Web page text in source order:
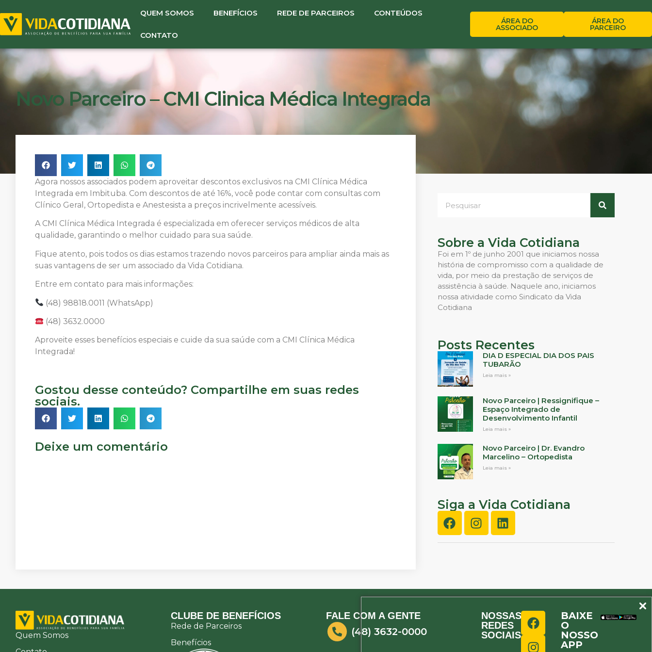
QUEM SOMOS BENEFÍCIOS REDE DE PARCEIROS CONTEÚDOS
CONTATO
ÁREA DO
ASSOCIADO
ÁREA DO
PARCEIRO
Novo Parceiro – CMI Clinica Médica Integrada
Agora nossos associados podem aproveitar descontos exclusivos na CMI Clínica Médica
Integrada em Imbituba. Com descontos de até 16%, você pode contar com consultas com
Clínico Geral, Ortopedista e Anestesista a preços incrivelmente acessíveis.
A CMI Clínica Médica Integrada é especializada em oferecer serviços médicos de alta
qualidade, garantindo o melhor cuidado para sua saúde.
Fique atento, pois todos os dias estamos trazendo novos parceiros para ampliar ainda mais as
suas vantagens de ser um associado da Vida Cotidiana.
Entre em contato para mais informações:
(48) 98818.0011 (WhatsApp)
(48) 3632.0000
Aproveite esses benefícios especiais e cuide da sua saúde com a CMI Clínica Médica
Integrada!
Gostou desse conteúdo? Compartilhe em suas redes
sociais.
Deixe um comentário
Sobre a Vida Cotidiana
Foi em 1º de junho 2001 que iniciamos nossa
história de compromisso com a qualidade de
vida, por meio da prestação de serviços de
assistência à saúde. Naquele ano, iniciamos
nossa atividade como Sindicato da Vida
Cotidiana
Posts Recentes
DIA D ESPECIAL DIA DOS PAIS
TUBARÃO
Leia mais »
Novo Parceiro | Ressignifique –
Espaço Integrado de
Desenvolvimento Infantil
Leia mais »
Novo Parceiro | Dr. Evandro
Marcelino – Ortopedista
Leia mais »
Siga a Vida Cotidiana
Quem Somos
CLUBE DE BENEFÍCIOS
Rede de Parceiros
Benefícios
FALE COM A GENTE
(48) 3632-0000
NOSSAS
REDES
SOCIAIS
BAIXE
O
NOSSO
APP